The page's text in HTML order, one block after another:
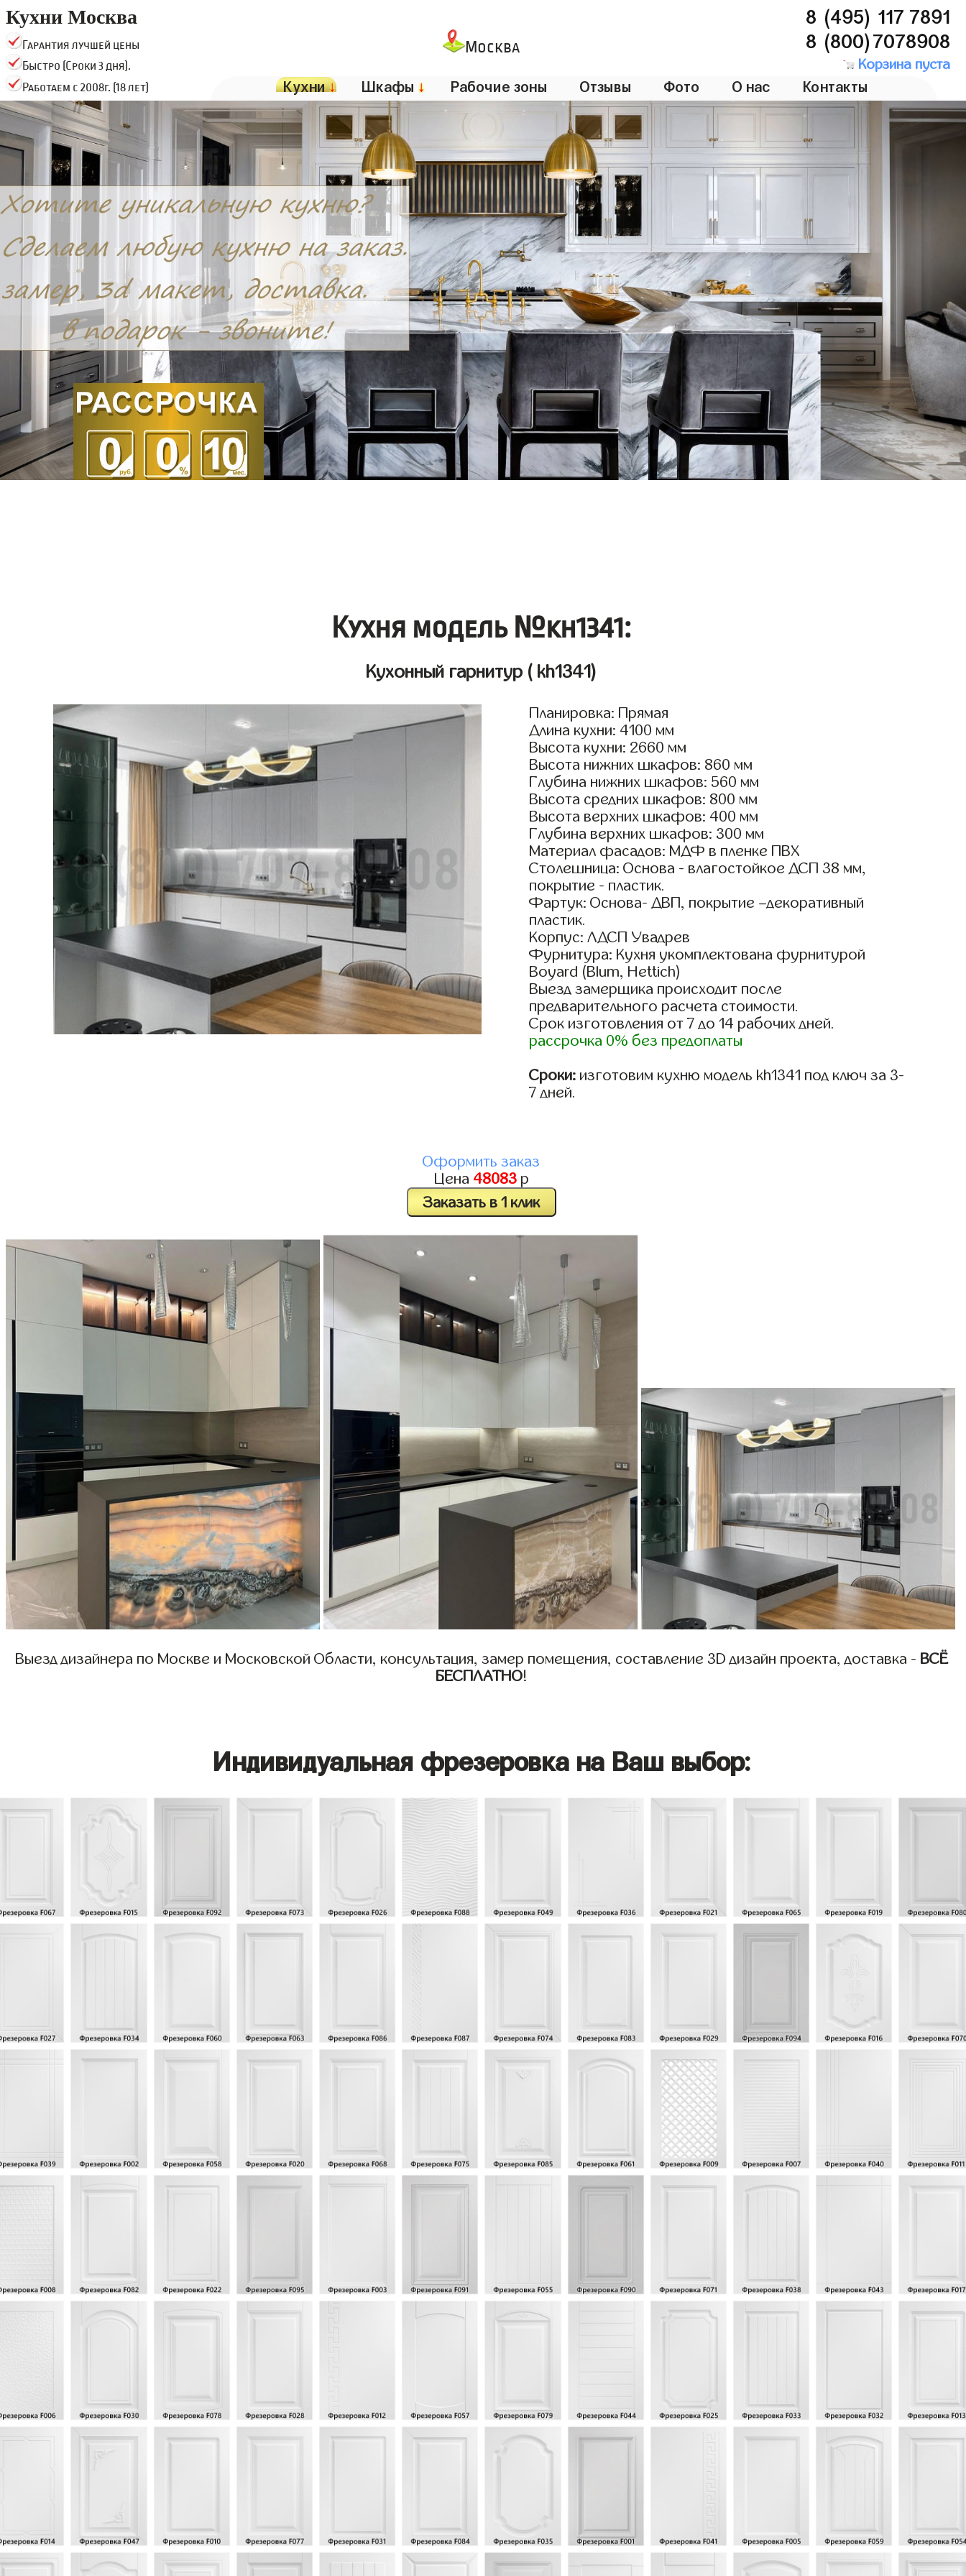
Кухни Москва
Гарантия лучшей цены
Быстро (Сроки 3 дня).
Работаем с 2008г. (18 лет)
Москва
8 (495) 117 7891
8 (800)7078908
Корзина пуста
Кухни↓ Шкафы ↓ Рабочие зоны Отзывы Фото О нас Контакты
Кухня модель №kh1341:
Кухонный гарнитур ( kh1341)
Планировка: Прямая
Длина кухни: 4100 мм
Высота кухни: 2660 мм
Высота нижних шкафов: 860 мм
Глубина нижних шкафов: 560 мм
Высота средних шкафов: 800 мм
Высота верхних шкафов: 400 мм
Глубина верхних шкафов: 300 мм
Материал фасадов: МДФ в пленке ПВХ
Столешница: Основа - влагостойкое ДСП 38 мм,
покрытие - пластик.
Фартук: Основа- ДВП, покрытие –декоративный
пластик.
Корпус: ЛДСП Увадрев
Фурнитура: Кухня укомплектована фурнитурой
Boyard (Blum, Hettich)
Выезд замерщика происходит после
предварительного расчета стоимости.
Срок изготовления от 7 до 14 рабочих дней.
рассрочка 0% без предоплаты
Сроки: изготовим кухню модель kh1341 под ключ за 3-
7 дней.
Оформить заказ
Цена 48083р
Заказать в 1 клик
Выезд дизайнера по Москве и Московской Области, консультация, замер помещения, составление 3D дизайн проекта, доставка - ВСЁ
БЕСПЛАТНО!
Индивидуальная фрезеровка на Ваш выбор: